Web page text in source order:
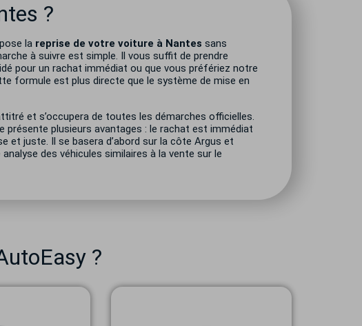
?
la reprise de votre voiture à Nantes sans
à suivre est simple. Il vous suffit de prendre
pour un rachat immédiat ou que vous préfériez notre
formule est plus directe que le système de mise en
et s’occupera de toutes les démarches officielles.
plusieurs avantages : le rachat est immédiat
et juste. Il se basera d’abord sur la côte Argus et
des véhicules similaires à la vente sur le
?